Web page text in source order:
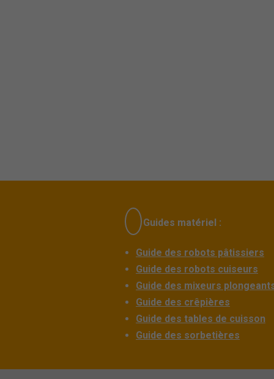
Guides matériel :
Guide des robots pâtissiers
Guide des robots cuiseurs
Guide des mixeurs
Guide des crêpières
Guide des tables de cuisson
Guide des sorbetières